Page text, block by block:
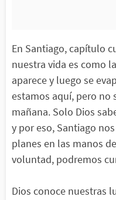
En Santiago, capítulo
nuestra vida es como
aparece y luego se
estamos aquí, pero no
mañana. Solo Dios
y por eso, Santiago
planes en las manos
voluntad, podremos
Dios conoce nuestras